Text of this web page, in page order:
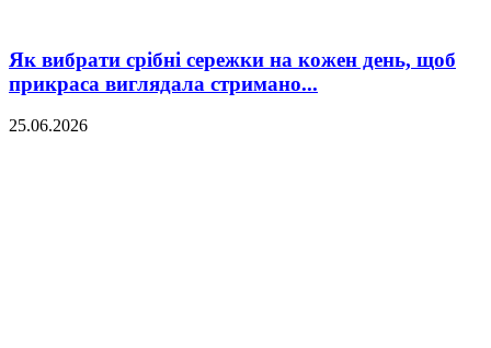
Як вибрати срібні сережки на кожен день, щоб
прикраса виглядала стримано...
25.06.2026